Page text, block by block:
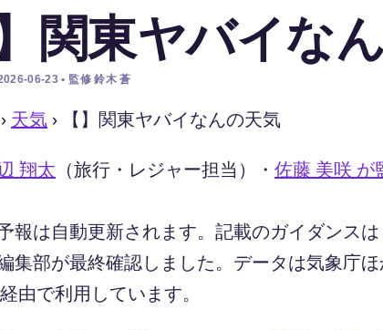
】関東ヤバイな
06-23 • 監修 鈴木 蒼
› 天気 › 【】関東ヤバイなんの天気
翔太 （旅行・レジャー担当） ・ 佐藤 美咲 が
報は自動更新されます。記載のガイダンス
集部が最終確認しました。データは気象庁
由で利用しています。